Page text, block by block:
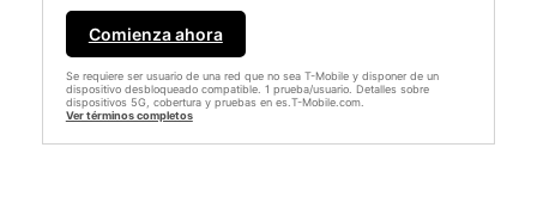
Comienza ahora
Se requiere ser usuario de una red que no sea T-Mobile y disponer de un
dispositivo desbloqueado compatible. 1 prueba/usuario. Detalles sobre
dispositivos 5G, cobertura y pruebas en es.T-Mobile.com.
Ver términos completos